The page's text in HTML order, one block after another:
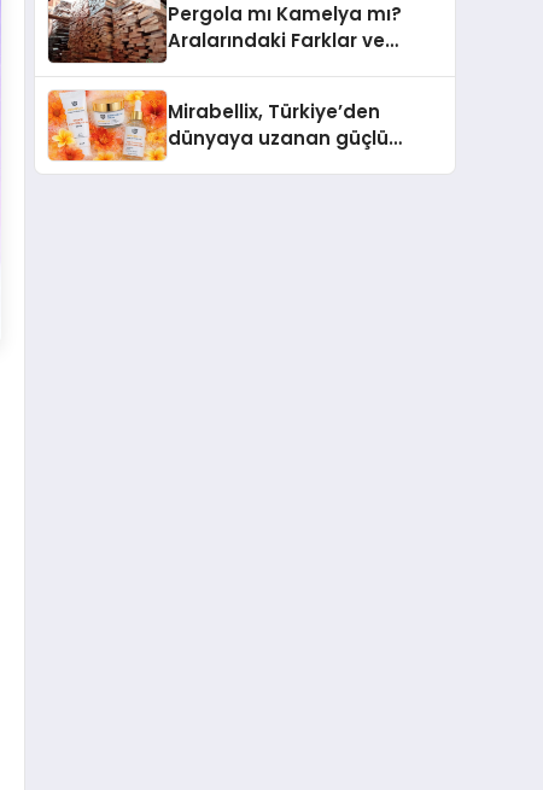
Pergola mı Kamelya mı?
Aralarındaki Farklar ve
Mirabellix, Türkiye’den
dünyaya uzanan güçlü